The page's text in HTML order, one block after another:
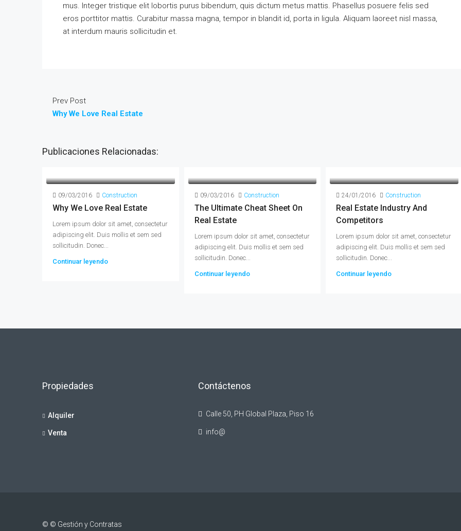
mus. Integer tristique elit lobortis purus bibendum, quis dictum metus mattis. Phasellus posuere felis sed
eros porttitor mattis. Curabitur massa magna, tempor in blandit id, porta in ligula. Aliquam laoreet nisl massa,
at interdum mauris sollicitudin et.
Prev Post
Why We Love Real Estate
Publicaciones Relacionadas:
09/03/2016 Construction
Why We Love Real Estate
Lorem ipsum dolor sit amet, consectetur
adipiscing elit. Duis mollis et sem sed
sollicitudin. Donec...
Continuar leyendo
09/03/2016 Construction
The Ultimate Cheat Sheet On
Real Estate
Lorem ipsum dolor sit amet, consectetur
adipiscing elit. Duis mollis et sem sed
sollicitudin. Donec...
Continuar leyendo
24/01/2016 Construction
Real Estate Industry And
Competitors
Lorem ipsum dolor sit amet, consectetur
adipiscing elit. Duis mollis et sem sed
sollicitudin. Donec...
Continuar leyendo
Propiedades
Alquiler
Venta
Contáctenos
Calle 50, PH Global Plaza, Piso 16
info@
© © Gestión y Contratas